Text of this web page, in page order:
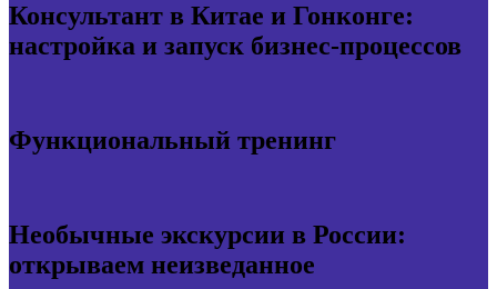
Консультант в Китае и Гонконге:
настройка и запуск бизнес-процессов
Функциональный тренинг
Необычные экскурсии в России:
открываем неизведанное